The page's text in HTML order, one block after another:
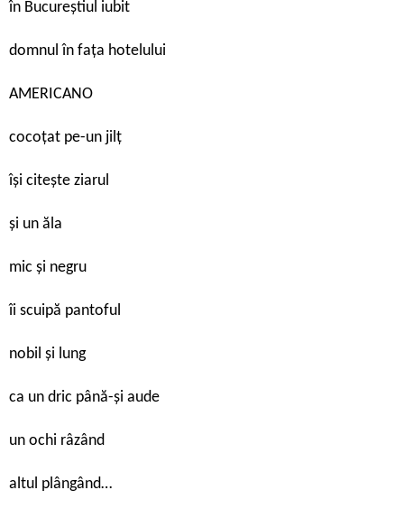
în Bucureștiul iubit
domnul în fața hotelului
AMERICANO
cocoțat pe-un jilț
își citește ziarul
și un ăla
mic și negru
îi scuipă pantoful
nobil și lung
ca un dric până-și aude
un ochi râzând
altul plângând…